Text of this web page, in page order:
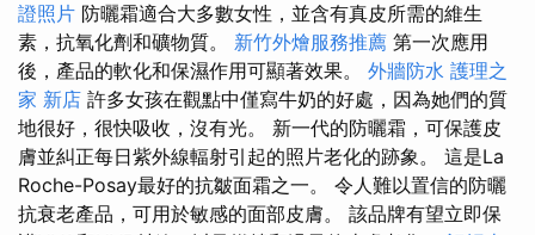
證照片 防曬霜適合大多數女性，並含有真皮所需的維生
素，抗氧化劑和礦物質。 新竹外燴服務推薦 第一次應用
後，產品的軟化和保濕作用可顯著效果。 外牆防水 護理之
家 新店 許多女孩在觀點中僅寫牛奶的好處，因為她們的質
地很好，很快吸收，沒有光。 新一代的防曬霜，可保護皮
膚並糾正每日紫外線輻射引起的照片老化的跡象。 這是La
Roche-Posay最好的抗皺面霜之一。 令人難以置信的防曬
抗衰老產品，可用於敏感的面部皮膚。 該品牌有望立即保